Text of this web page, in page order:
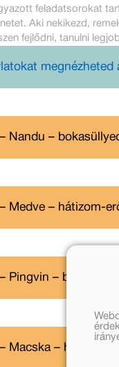
feladatsorokat
Aki nekikezd,
fejlődni, tanulni
megnézheted
Nandu –
Medve – hátizom-
Pingvin –
Macska – hátizom-